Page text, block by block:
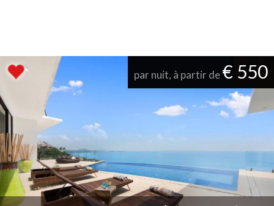
par nuit, à partir de€ 550